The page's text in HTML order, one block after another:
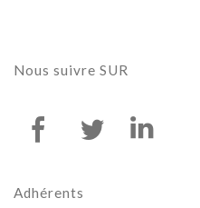
Nous suivre SUR
Adhérents